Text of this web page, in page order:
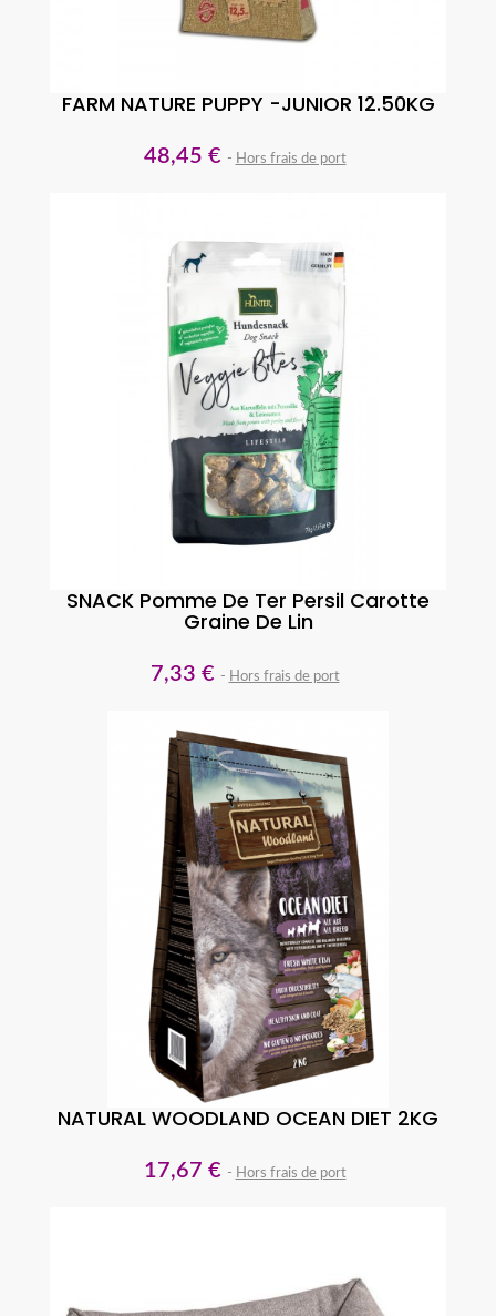
FARM NATURE PUPPY -JUNIOR 12.50KG
48,45 € Hors frais de port
SNACK Pomme De Ter Persil Carotte
Graine De Lin
7,33 € Hors frais de port
NATURAL WOODLAND OCEAN DIET 2KG
17,67 € Hors frais de port